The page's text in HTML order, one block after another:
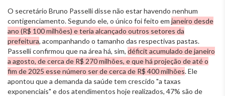
O secretário Bruno Passelli disse não estar havendo nenhum
contigenciamento. Segundo ele, o único foi feito em janeiro desde
ano (R$ 100 milhões) e teria alcançado outros setores da
prefeitura, acompanhando o tamanho das respectivas pastas.
Passelli confirmou que na área há, sim, déficit acumulado de janeiro
a agosto, de cerca de R$ 270 milhões, e que há projeção de até o
fim de 2025 esse número ser de cerca de R$ 400 milhões. Ele
apontou que a demanda da saúde tem crescido "a taxas
exponenciais" e dos atendimentos hoje realizados, 47% são de